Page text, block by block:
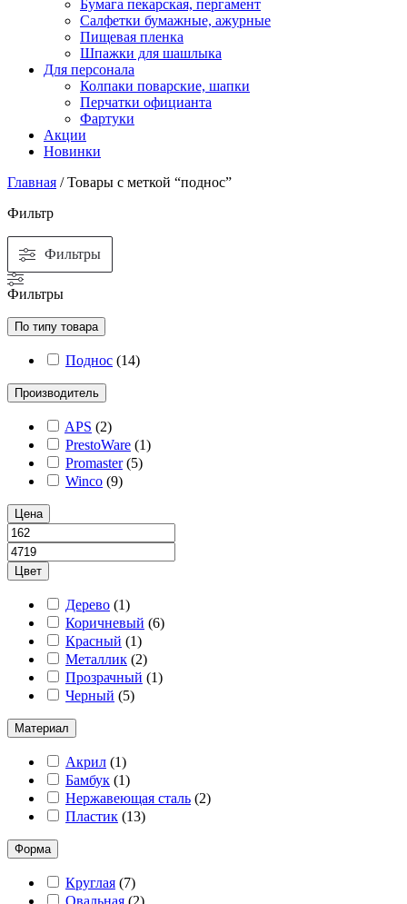
Бумага пекарская, пергамент
Салфетки бумажные, ажурные
Пищевая пленка
Шпажки для шашлыка
Для персонала
Колпаки поварские, шапки
Перчатки официанта
Фартуки
Акции
Новинки
Главная / Товары с меткой “поднос”
Фильтр
Фильтры
Фильтры
По типу товара
Поднос (14)
Производитель
APS (2)
PrestoWare (1)
Promaster (5)
Winco (9)
Цена
Цвет
Дерево (1)
Коричневый (6)
Красный (1)
Металлик (2)
Прозрачный (1)
Черный (5)
Материал
Акрил (1)
Бамбук (1)
Нержавеющая сталь (2)
Пластик (13)
Форма
Круглая (7)
Овальная (2)